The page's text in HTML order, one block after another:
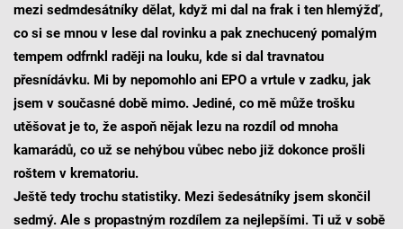
mezi sedmdesátníky dělat, když mi dal na frak i ten hlemýžď,
co si se mnou v lese dal rovinku a pak znechucený pomalým
tempem odfrnkl raději na louku, kde si dal travnatou
přesnídávku. Mi by nepomohlo ani EPO a vrtule v zadku, jak
jsem v současné době mimo. Jediné, co mě může trošku
utěšovat je to, že aspoň nějak lezu na rozdíl od mnoha
kamarádů, co už se nehýbou vůbec nebo již dokonce prošli
roštem v krematoriu.
Ještě tedy trochu statistiky. Mezi šedesátníky jsem skončil
sedmý. Ale s propastným rozdílem za nejlepšími. Ti už v sobě